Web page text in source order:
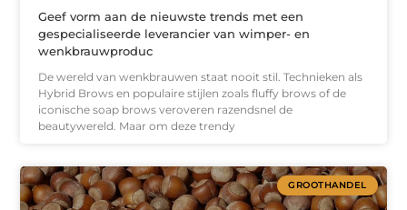
Geef vorm aan de nieuwste trends met een
gespecialiseerde leverancier van wimper- en
wenkbrauwproduc
De wereld van wenkbrauwen staat nooit stil. Technieken als
Hybrid Brows en populaire stijlen zoals fluffy brows of de
iconische soap brows veroveren razendsnel de
beautywereld. Maar om deze trendy
GROOTHANDEL